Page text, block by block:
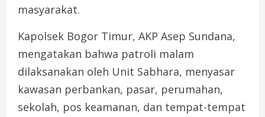
masyarakat.
Kapolsek Bogor Timur, AKP Asep Sundana,
mengatakan bahwa patroli malam
dilaksanakan oleh Unit Sabhara, menyasar
kawasan perbankan, pasar, perumahan,
sekolah, pos keamanan, dan tempat-tempat